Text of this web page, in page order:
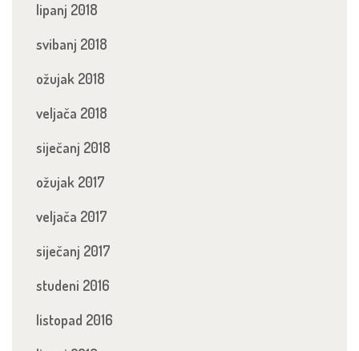
lipanj 2018
svibanj 2018
ožujak 2018
veljača 2018
siječanj 2018
ožujak 2017
veljača 2017
siječanj 2017
studeni 2016
listopad 2016